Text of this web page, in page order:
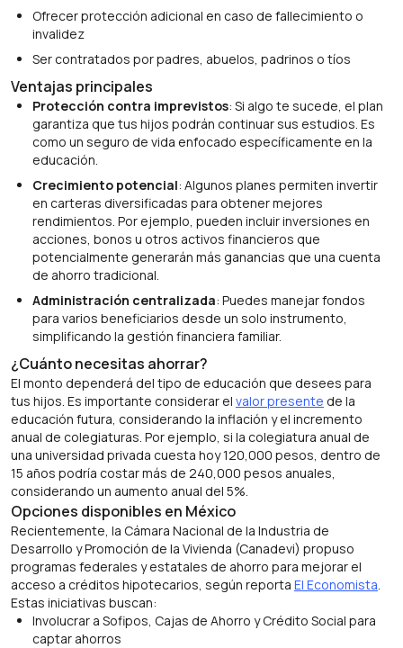
Ofrecer protección adicional en caso de fallecimiento o
invalidez
Ser contratados por padres, abuelos, padrinos o tíos
Ventajas principales
Protección contra imprevistos: Si algo te sucede, el plan
garantiza que tus hijos podrán continuar sus estudios. Es
como un seguro de vida enfocado específicamente en la
educación.
Crecimiento potencial: Algunos planes permiten invertir
en carteras diversificadas para obtener mejores
rendimientos. Por ejemplo, pueden incluir inversiones en
acciones, bonos u otros activos financieros que
potencialmente generarán más ganancias que una cuenta
de ahorro tradicional.
Administración centralizada: Puedes manejar fondos
para varios beneficiarios desde un solo instrumento,
simplificando la gestión financiera familiar.
¿Cuánto necesitas ahorrar?
El monto dependerá del tipo de educación que desees para
tus hijos. Es importante considerar el valor presente de la
educación futura, considerando la inflación y el incremento
anual de colegiaturas. Por ejemplo, si la colegiatura anual de
una universidad privada cuesta hoy 120,000 pesos, dentro de
15 años podría costar más de 240,000 pesos anuales,
considerando un aumento anual del 5%.
Opciones disponibles en México
Recientemente, la Cámara Nacional de la Industria de
Desarrollo y Promoción de la Vivienda (Canadevi) propuso
programas federales y estatales de ahorro para mejorar el
acceso a créditos hipotecarios, según reporta El Economista.
Estas iniciativas buscan:
Involucrar a Sofipos, Cajas de Ahorro y Crédito Social para
captar ahorros